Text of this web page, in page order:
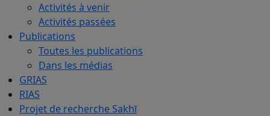
Activités à venir
Activités passées
Publications
Toutes les publications
Dans les médias
GRIAS
RIAS
Projet de recherche Sakhī